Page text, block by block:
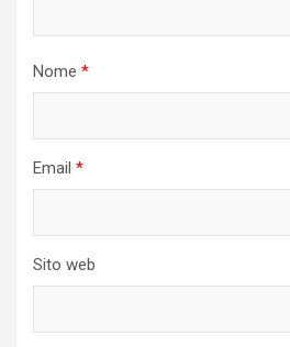
Nome *
Email *
Sito web